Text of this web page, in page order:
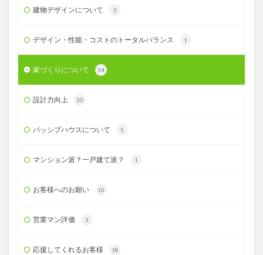
建物デザインについて 3
デザイン・性能・コストのトータルバランス 1
家づくりについて 34
設計力向上 20
パッシブハウスについて 5
マンション派？一戸建て派？ 1
お客様へのお願い 10
営業マン評価 3
応援してくれるお客様 18